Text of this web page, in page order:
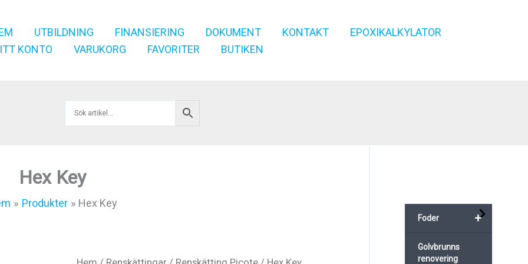
UTBILDNING FINANSIERING DOKUMENT KONTAKT
EPOXIKALKYLATOR
KONTO
VARUKORG FAVORITER BUTIKEN
Hex Key
Produkter Hex Key
+
Foder
Golvbrunns
renovering